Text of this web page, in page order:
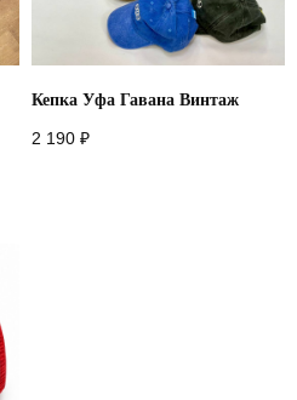
Кепка Уфа Гавана Винтаж
2 190 ₽